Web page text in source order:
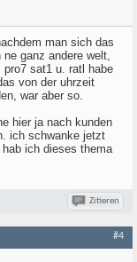
man sich das
ganz andere welt,
sat1 u. ratl habe
von der uhrzeit
war aber so.
hier ja nach kunden
ich schwanke jetzt
ich dieses thema
Zitieren
#4